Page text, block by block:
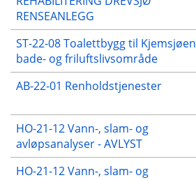
RENSEANLEGG
ST-22-08 Toalettbygg til Kjemsjøen
bade- og friluftslivsområde
AB-22-01 Renholdstjenester
HO-21-12 Vann-, slam- og
avløpsanalyser - AVLYST
HO-21-12 Vann-, slam- og